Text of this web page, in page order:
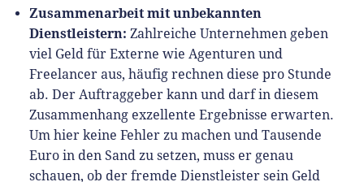
Zusammenarbeit mit unbekannten
Dienstleistern: Zahlreiche Unternehmen geben
viel Geld für Externe wie Agenturen und
Freelancer aus, häufig rechnen diese pro Stunde
ab. Der Auftraggeber kann und darf in diesem
Zusammenhang exzellente Ergebnisse erwarten.
Um hier keine Fehler zu machen und Tausende
Euro in den Sand zu setzen, muss er genau
schauen, ob der fremde Dienstleister sein Geld